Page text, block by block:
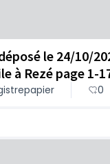
le 24/10/
à Rezé page 1-
0